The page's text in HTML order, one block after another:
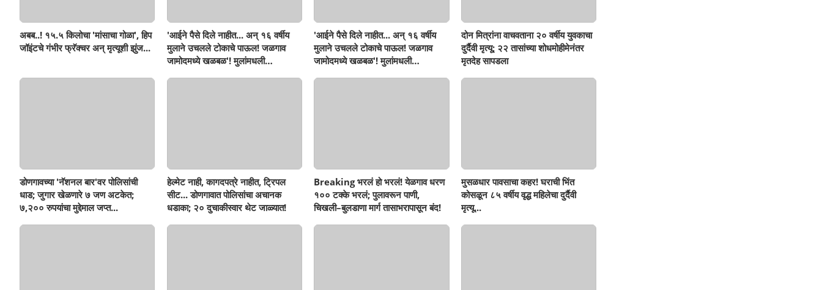
अबब..! १५.५ किलोचा 'मांसाचा गोळा', हिप
जॉइंटचे गंभीर फ्रॅक्चर अन् मृत्यूशी झुंज...
'आईने पैसे दिले नाहीत... अन् १६ वर्षीय
मुलाने उचलले टोकाचे पाऊल! जळगाव
जामोदमध्ये खळबळ'! मुलांमधली
'आईने पैसे दिले नाहीत... अन् १६ वर्षीय
मुलाने उचलले टोकाचे पाऊल! जळगाव
जामोदमध्ये खळबळ'! मुलांमधली
दोन मित्रांना वाचवताना २० वर्षीय युवकाचा
दुर्दैवी मृत्यू; २२ तासांच्या शोधमोहीमेनंतर
मृतदेह सापडला
डोणगावच्या 'नॅशनल बार'वर पोलिसांची
धाड; जुगार खेळणारे ७ जण अटकेत;
७,२०० रुपयांचा मुद्देमाल जप्त...
हेल्मेट नाही, कागदपत्रे नाहीत, ट्रिपल
सीट... डोणगावात पोलिसांचा अचानक
धडाका; २० दुचाकीस्वार थेट जाळ्यात!
Breaking भरलं हो भरलं! येळगाव धरण
१०० टक्के भरलं; पुलावरून पाणी,
चिखली–बुलडाणा मार्ग तासाभरापासून बंद!
मुसळधार पावसाचा कहर! घराची भिंत
कोसळून ८५ वर्षीय वृद्ध महिलेचा दुर्दैवी
मृत्यू...